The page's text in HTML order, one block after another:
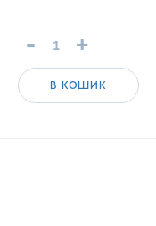
- +
В КОШИК